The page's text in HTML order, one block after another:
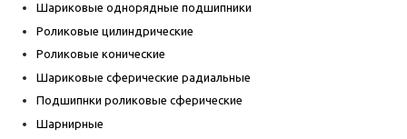
Шариковые однорядные подшипники
Роликовые цилиндрические
Роликовые конические
Шариковые сферические радиальные
Подшипнки роликовые сферические
Шарнирные